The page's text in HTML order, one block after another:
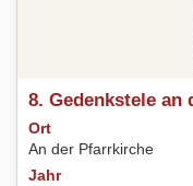
8. Gedenkstele an
Ort
An der Pfarrkirche
Jahr